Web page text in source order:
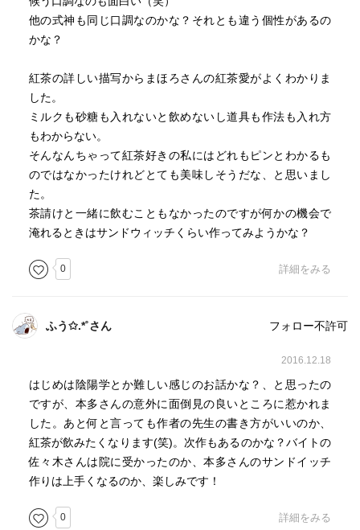
他の式神も同じ口調なのかな？それとも違う個性があるの
かな？
紅茶の詳しい描写からまほろさんの紅茶愛がよくわかりま
した。
ミルクも砂糖も入れないと飲めないし道具も作法も入れ方
もわからない。
そんなんちゃって紅茶好きの私にはどれもピンとわかるも
のではなかったけれどとても美味しそうだな、と思いまし
た。
茶請けと一緒に飲むこともなかったのですが何かの機会で
淹れるときはサンドウィッチくらい作ってみようかな？
0 詳細をみる
ふう✩.*˚さん フォロー不許可
2016.12.18
はじめは陰陽学とか難しい感じのお話かな？、と思ったの
ですが、本多さんの意外に面倒見の良いところに惹かれま
した。あと何と言っても作者の先生の書き方がいいのか、
紅茶が飲みたくなります(笑)。次作もあるのかな？バイトの
佐々木さんは院に受かったのか、本多さんのサンドイッチ
作りは上手くなるのか、楽しみです！
0 詳細をみる